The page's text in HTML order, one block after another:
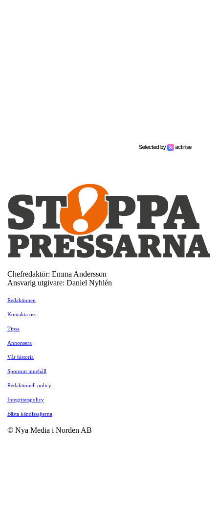
Chefredaktör: Emma Andersson
Ansvarig utgivare: Daniel Nyhlén
Redaktionen
Kontakta oss
Tipsa
Annonsera
Vår historia
Sponsrat innehåll
Redaktionell policy
Integritetspolicy
Bästa kändissajterna
© Nya Media i Norden AB